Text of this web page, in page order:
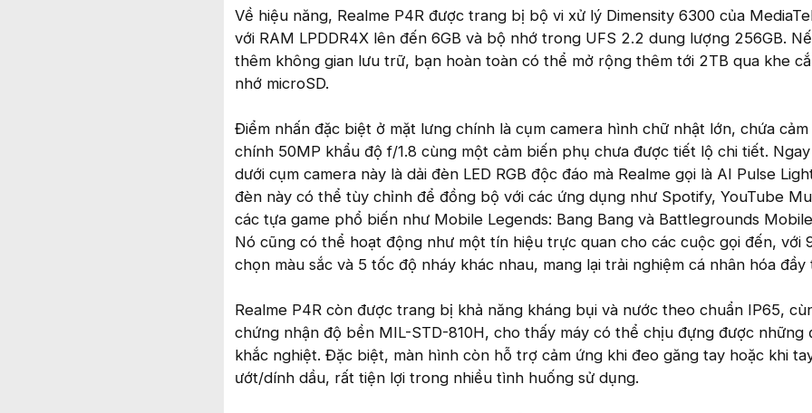
Về hiệu năng, Realme P4R được trang bị bộ vi xử lý Dimensity 6300 của
với RAM LPDDR4X lên đến 6GB và bộ nhớ trong UFS 2.2 dung lượng 256GB.
thêm không gian lưu trữ, bạn hoàn toàn có thể mở rộng thêm tới 2TB qua khe
nhớ microSD.
Điểm nhấn đặc biệt ở mặt lưng chính là cụm camera hình chữ nhật lớn, chứa
chính 50MP khẩu độ f/1.8 cùng một cảm biến phụ chưa được tiết lộ chi tiết.
dưới cụm camera này là dải đèn LED RGB độc đáo mà Realme gọi là AI Pulse
đèn này có thể tùy chỉnh để đồng bộ với các ứng dụng như Spotify, YouTube
các tựa game phổ biến như Mobile Legends: Bang Bang và Battlegrounds
Nó cũng có thể hoạt động như một tín hiệu trực quan cho các cuộc gọi đến, với
chọn màu sắc và 5 tốc độ nháy khác nhau, mang lại trải nghiệm cá nhân hóa đầy
Realme P4R còn được trang bị khả năng kháng bụi và nước theo chuẩn IP65,
chứng nhận độ bền MIL-STD-810H, cho thấy máy có thể chịu đựng được những
khắc nghiệt. Đặc biệt, màn hình còn hỗ trợ cảm ứng khi đeo găng tay hoặc khi
ướt/dính dầu, rất tiện lợi trong nhiều tình huống sử dụng.